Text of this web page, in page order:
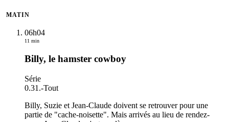
MATIN
06h04
11 min
Billy, le hamster cowboy
Série
0.31.-Tout
Billy, Suzie et Jean-Claude doivent se retrouver pour une
partie de "cache-noisette". Mais arrivés au lieu de rendez-